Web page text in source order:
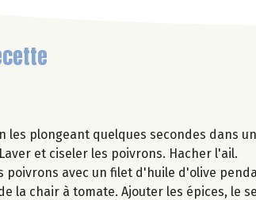
les plongeant quelques secondes dans
et ciseler les poivrons. Hacher l'ail.
poivrons avec un filet d'huile d'olive
la chair à tomate. Ajouter les épices, le